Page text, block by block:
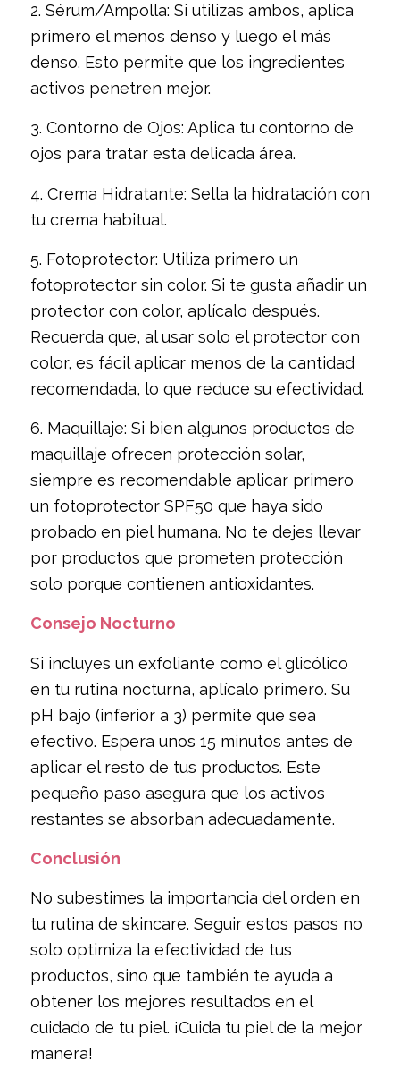
2. Sérum/Ampolla: Si utilizas ambos, aplica
primero el menos denso y luego el más
denso. Esto permite que los ingredientes
activos penetren mejor.
3. Contorno de Ojos: Aplica tu contorno de
ojos para tratar esta delicada área.
4. Crema Hidratante: Sella la hidratación con
tu crema habitual.
5. Fotoprotector: Utiliza primero un
fotoprotector sin color. Si te gusta añadir un
protector con color, aplícalo después.
Recuerda que, al usar solo el protector con
color, es fácil aplicar menos de la cantidad
recomendada, lo que reduce su efectividad.
6. Maquillaje: Si bien algunos productos de
maquillaje ofrecen protección solar,
siempre es recomendable aplicar primero
un fotoprotector SPF50 que haya sido
probado en piel humana. No te dejes llevar
por productos que prometen protección
solo porque contienen antioxidantes.
Consejo Nocturno
Si incluyes un exfoliante como el glicólico
en tu rutina nocturna, aplícalo primero. Su
pH bajo (inferior a 3) permite que sea
efectivo. Espera unos 15 minutos antes de
aplicar el resto de tus productos. Este
pequeño paso asegura que los activos
restantes se absorban adecuadamente.
Conclusión
No subestimes la importancia del orden en
tu rutina de skincare. Seguir estos pasos no
solo optimiza la efectividad de tus
productos, sino que también te ayuda a
obtener los mejores resultados en el
cuidado de tu piel. ¡Cuida tu piel de la mejor
manera!